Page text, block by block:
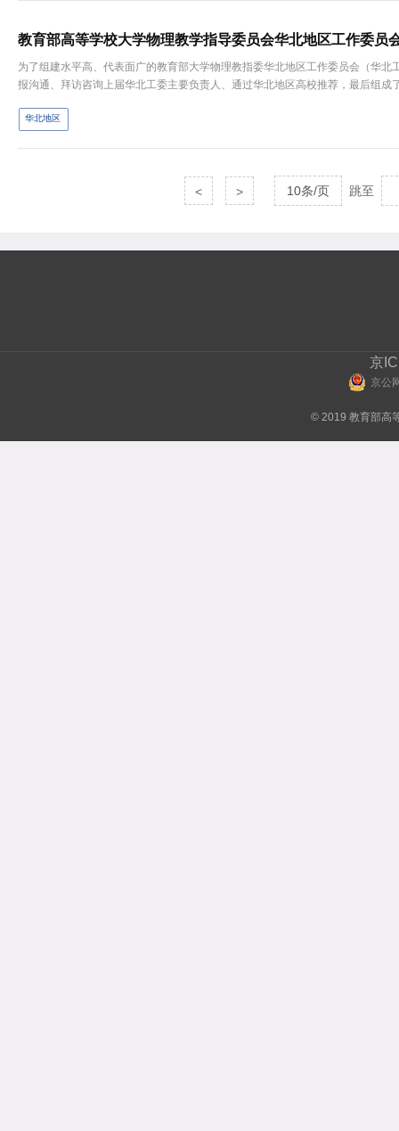
教育部高等学校大学物理教学指导委员会华北地区工作委员
为了组建水平高、代表面广的教育部大学物理教指委华北地区工作委员会（华
报沟通、拜访咨询上届华北工委主要负责人、通过华北地区高校推荐，最后组成
华北地区
< > 10条/页 跳至
京
京公
© 2019 教育部高